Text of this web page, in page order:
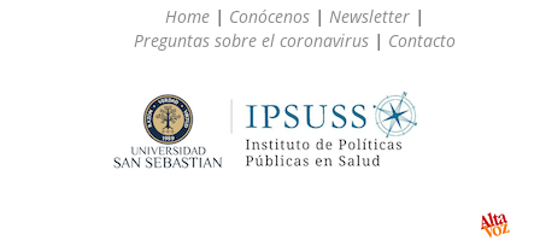
Home | Conócenos | Newsletter |
Preguntas sobre el coronavirus | Contacto